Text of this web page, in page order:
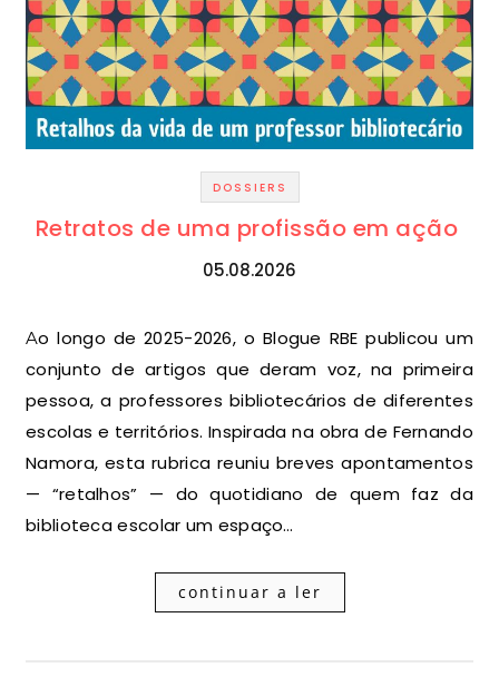
DOSSIERS
Retratos de uma profissão em ação
05.08.2026
Ao longo de 2025-2026, o Blogue RBE publicou um
conjunto de artigos que deram voz, na primeira
pessoa, a professores bibliotecários de diferentes
escolas e territórios. Inspirada na obra de Fernando
Namora, esta rubrica reuniu breves apontamentos
— “retalhos” — do quotidiano de quem faz da
biblioteca escolar um espaço…
continuar a ler